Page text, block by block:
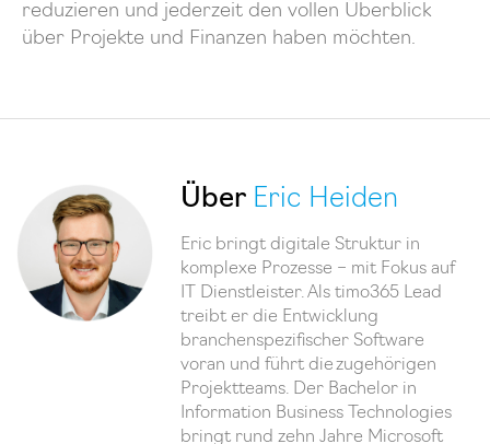
reduzieren und jederzeit den vollen Überblick
über Projekte und Finanzen haben möchten.
Über Eric Heiden
Eric bringt digitale Struktur in
komplexe Prozesse – mit Fokus auf
IT Dienstleister. Als timo365 Lead
treibt er die Entwicklung
branchenspezifischer Software
voran und führt die zugehörigen
Projektteams. Der Bachelor in
Information Business Technologies
bringt rund zehn Jahre Microsoft